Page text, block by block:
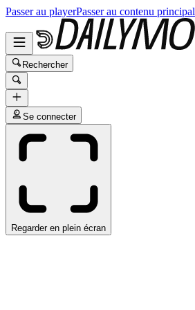
Passer au playerPasser au contenu principal
Rechercher
Se connecter
Regarder en plein écran